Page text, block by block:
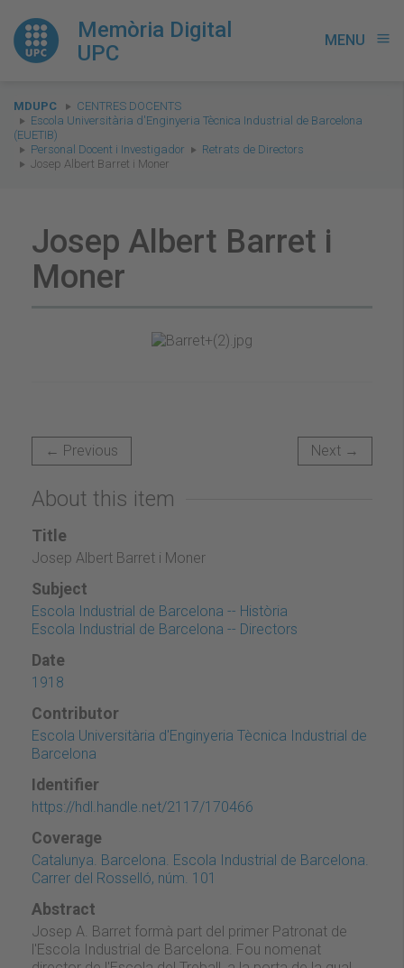
Memòria Digital
UPC
MENU menu
You
are
here:
MDUPC
CENTRES DOCENTS
Escola Universitària d'Enginyeria Tècnica Industrial de Barcelona
(EUETIB)
Personal Docent i Investigador
Retrats de Directors
Josep Albert Barret i Moner
Josep Albert Barret i
Moner
← Previous Next →
About this item
Title
Josep Albert Barret i Moner
Subject
Escola Industrial de Barcelona -- Història
Escola Industrial de Barcelona -- Directors
Date
1918
Contributor
Escola Universitària d'Enginyeria Tècnica Industrial de
Barcelona
Identifier
https://hdl.handle.net/2117/170466
Coverage
Catalunya. Barcelona. Escola Industrial de Barcelona.
Carrer del Rosselló, núm. 101
Abstract
Josep A. Barret formà part del primer Patronat de
l'Escola Industrial de Barcelona. Fou nomenat